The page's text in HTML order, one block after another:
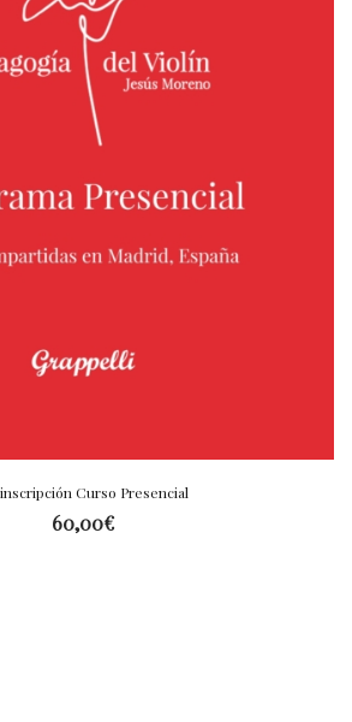
Curso Presencial
60,00€